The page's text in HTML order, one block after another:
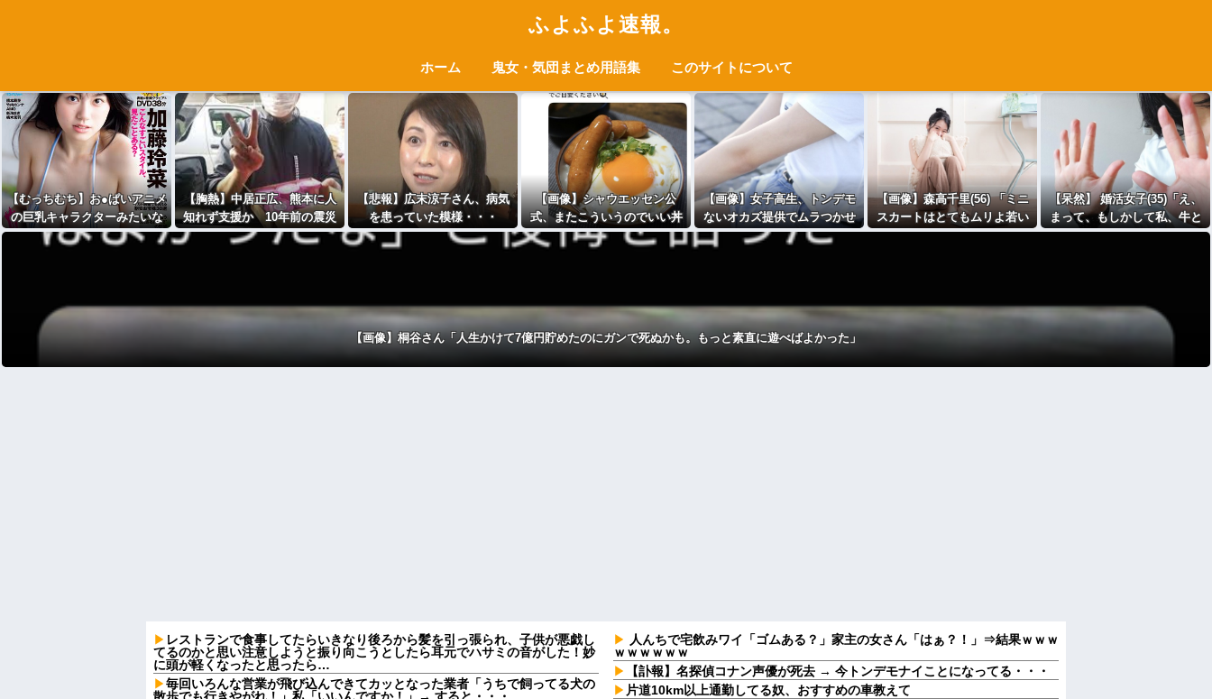
ふよふよ速報。
ホーム 鬼女・気団まとめ用語集 このサイトについて
【むっちむち】お●ぱいアニメ
の巨乳キャラクターみたいな
お●ぱい女体グラドルさん、週
【胸熱】中居正広、熊本に人
知れず支援か 10年前の震災
では3度現地入り「誰にも知ら
【悲報】広末涼子さん、病気
を患っていた模様・・・
【画像】シャウエッセン公
式、またこういうのでいい丼
をポストｗｗｗ
【画像】女子高生、トンデモ
ないオカズ提供でムラつかせ
てしまうwww
【画像】森高千里(56) 「ミニ
スカートはとてもムリよ若い
子には負けるわｗｗｗｗｗ」
【呆然】 婚活女子(35)「え、
まって、もしかして私、牛と
結婚するしかない感じ？」
【画像】桐谷さん「人生かけて7億円貯めたのにガンで死ぬかも。もっと素直に遊べばよかった」
レストランで食事してたらいきなり後ろから髪を引っ張られ、子供が悪戯し
てるのかと思い注意しようと振り向こうとしたら耳元でハサミの音がした！妙
に頭が軽くなったと思ったら…
毎回いろんな営業が飛び込んできてカッとなった業者「うちで飼ってる犬の
人んちで宅飲みワイ「ゴムある？」家主の女さん「はぁ？！」⇒結果ｗｗｗ
ｗｗｗｗｗｗ
【訃報】名探偵コナン声優が死去 → 今トンデモナイことになってる・・・
片道10km以上通勤してる奴、おすすめの車教えて